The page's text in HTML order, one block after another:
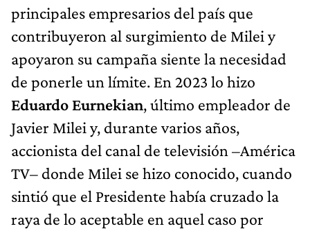
principales empresarios del país que
contribuyeron al surgimiento de Milei y
apoyaron su campaña siente la necesidad
de ponerle un límite. En 2023 lo hizo
Eduardo Eurnekian, último empleador de
Javier Milei y, durante varios años,
accionista del canal de televisión –América
TV– donde Milei se hizo conocido, cuando
sintió que el Presidente había cruzado la
raya de lo aceptable en aquel caso por